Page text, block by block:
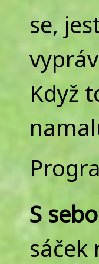
se,
Když
S
sáček